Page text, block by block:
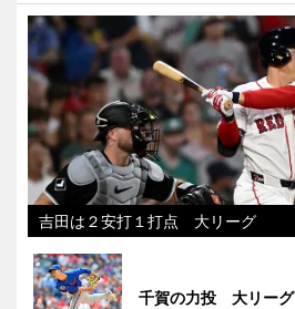
吉田は２安打１打点 大リーグ
千賀の力投 大リーグ